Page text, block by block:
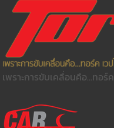
เพราะการขับเคลื่อนคือ...ทอร์ค